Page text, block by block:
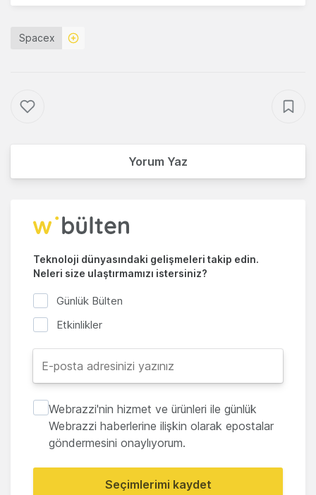
Spacex
Yorum Yaz
Teknoloji dünyasındaki gelişmeleri takip edin.
Neleri size ulaştırmamızı istersiniz?
Günlük Bülten
Etkinlikler
Webrazzi'nin hizmet ve ürünleri ile günlük
Webrazzi haberlerine ilişkin olarak epostalar
göndermesini onaylıyorum.
Seçimlerimi kaydet